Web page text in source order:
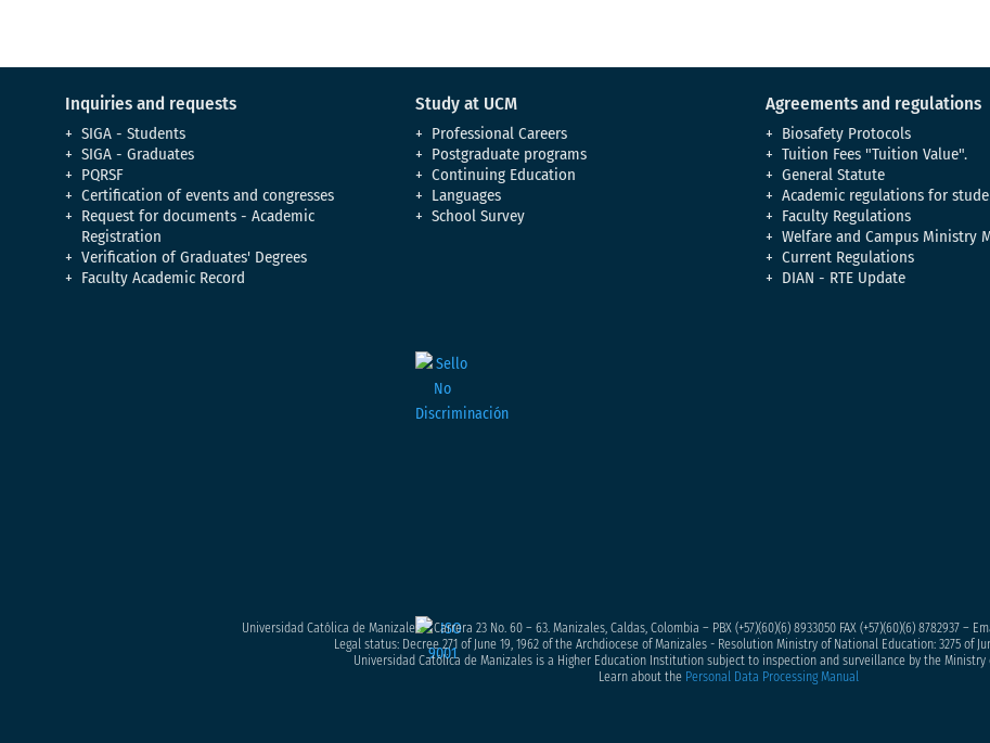
Inquiries and requests
SIGA - Students
SIGA - Graduates
PQRSF
Certification of events and congresses
Request for documents - Academic
Registration
Verification of Graduates' Degrees
Faculty Academic Record
Study at UCM
Professional Careers
Postgraduate programs
Continuing Education
Languages
School Survey
Agreements and regulations
Biosafety Protocols
Tuition Fees "Tuition Value".
General Statute
Academic regulations for
Faculty Regulations
Welfare and Campus Ministry
Current Regulations
DIAN - RTE Update
Universidad Católica de Manizales – Carrera 23 No. 60 – 63. Manizales, Caldas, Colombia – PBX (+57)(60)(6) 8933050FAX (+57)(60)(6) 8782937 –
Legal status: Decree 271 of June 19, 1962 of the Archdiocese of Manizales - Resolution Ministry of National Education: 3275 of
Universidad Católica de Manizales is a Higher Education Institution subject to inspection and surveillance by the Ministry
Learn about the Personal Data Processing Manual